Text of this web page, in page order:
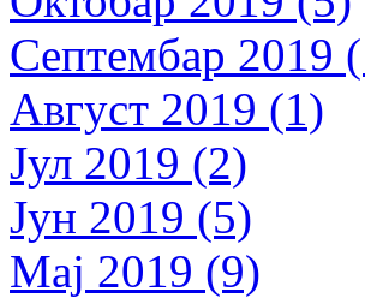
Септембар 2019
Август 2019 (1)
Јул 2019 (2)
Јун 2019 (5)
Мај 2019 (9)